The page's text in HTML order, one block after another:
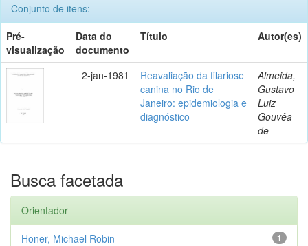
Conjunto de itens:
Pré-
visualização
Data do
documento
Título Autor(es)
2-jan-1981
Reavaliação da filariose
canina no Rio de
Janeiro: epidemiologia e
diagnóstico
Almeida,
Gustavo
Luiz
Gouvêa
de
Busca facetada
Orientador
1
Honer, Michael Robin